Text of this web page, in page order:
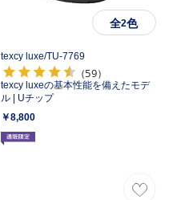
全2色
texcy luxe/TU-7769
（59）
texcy luxeの基本性能を備えたモデ
ル | Uチップ
￥8,800